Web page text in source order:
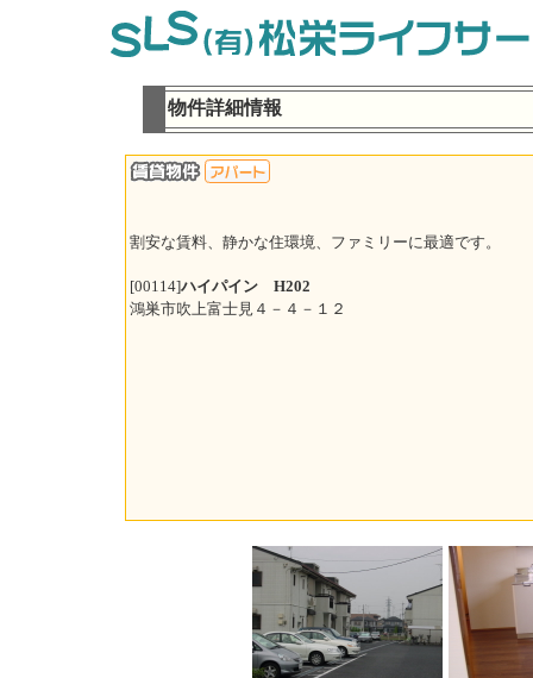
物件詳細情報
割安な賃料、静かな住環境、ファミリーに最適です。
[00114]ハイパイン H202
鴻巣市吹上富士見４－４－１２